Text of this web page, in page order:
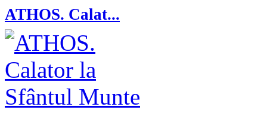
ATHOS. Calat...